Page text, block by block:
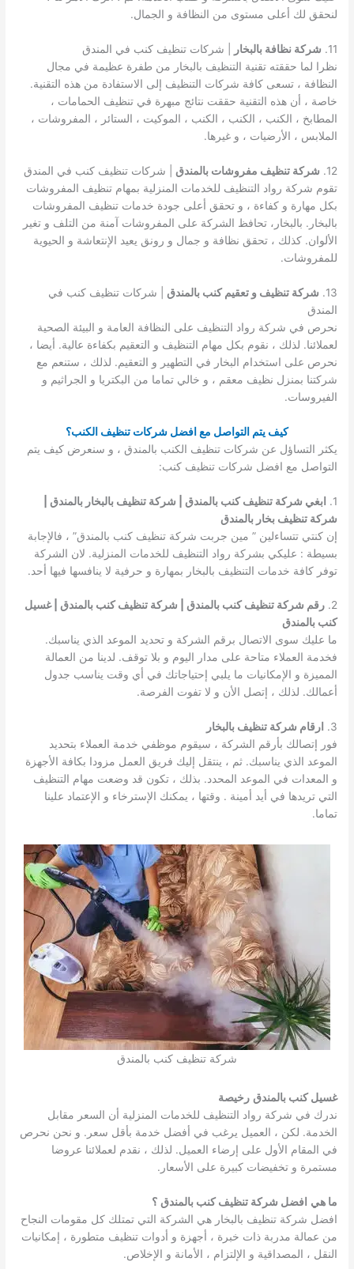
لنحقق لك أعلى مستوى من النظافة و الجمال.
11. شركة نظافة بالبخار
| شركات تنظيف كنب في المندق
نظرا لما حققته تقنية التنظيف بالبخار من طفرة عظيمة في مجال
النظافة ، تسعى كافة شركات التنظيف إلى الاستفادة من هذه التقنية.
خاصة ، أن هذه التقنية حققت نتائج مبهرة في تنظيف الحمامات ،
المطابخ ، الكنب ، الكنب ، الكنب ، الموكيت ، الستائر ، المفروشات ،
الملابس ، الأرضيات ، و غيرها.
12. شركة تنظيف مفروشات بالمندق | شركات تنظيف كنب في المندق
تقوم شركة رواد التنظيف للخدمات المنزلية بمهام تنظيف المفروشات
بكل مهارة و كفاءة ، و تحقق أعلى جودة خدمات تنظيف المفروشات
بالبخار. بالبخار، تحافظ الشركة على المفروشات آمنة من التلف و تغير
الألوان. كذلك ، تحقق نظافة و جمال و رونق يعيد الإنتعاشة و الحيوية
للمفروشات.
13. شركة تنظيف و تعقيم كنب بالمندق | شركات تنظيف كنب في
المندق
نحرص في شركة رواد التنظيف على النظافة العامة و البيئة الصحية
لعملائنا. لذلك ، نقوم بكل مهام التنظيف و التعقيم بكفاءة عالية. أيضا ،
نحرص على استخدام البخار في التطهير و التعقيم. لذلك ، ستنعم مع
شركتنا بمنزل نظيف معقم ، و خالي تماما من البكتريا و الجراثيم و
الفيروسات.
كيف يتم التواصل مع افضل شركات تنظيف الكنب؟
يكثر التساؤل عن شركات تنظيف الكنب بالمندق ، و سنعرض كيف يتم
التواصل مع افضل شركات تنظيف كنب:
1.
ابغي شركة تنظيف كنب بالمندق | شركة تنظيف بالبخار بالمندق |
شركة تنظيف بخار بالمندق
إن كنتي تتساءلين ” مين جربت شركة تنظيف كنب بالمندق” ، فالإجابة
بسيطة : عليكي بشركة رواد التنظيف للخدمات المنزلية. لان الشركة
توفر كافة خدمات التنظيف بالبخار بمهارة و حرفية لا ينافسها فيها أحد.
2. رقم شركة تنظيف كنب بالمندق | شركة تنظيف كنب بالمندق | غسيل
كنب بالمندق
ما عليك سوى الاتصال برقم الشركة و تحديد الموعد الذي يناسبك.
فخدمة العملاء متاحة على مدار اليوم و بلا توقف. لدينا من العمالة
المميزة و الإمكانيات ما يلبي إحتياجاتك في أي وقت يناسب جدول
أعمالك. لذلك ، إتصل الأن و لا تفوت الفرصة.
3.
ارقام شركة تنظيف بالبخار
فور إتصالك بأرقم الشركة ، سيقوم موظفي خدمة العملاء بتحديد
الموعد الذي يناسبك. ثم ، ينتقل إليك فريق العمل مزودا بكافة الأجهزة
و المعدات في الموعد المحدد. بذلك ، تكون قد وضعت مهام التنظيف
التي تريدها في أيد أمينة . وقتها ، يمكنك الإسترخاء و الإعتماد علينا
تماما.
شركة تنظيف كنب بالمندق
غسيل كنب بالمندق رخيصة
ندرك في شركة رواد التنظيف للخدمات المنزلية أن السعر مقابل
الخدمة. لكن ، العميل يرغب في أفضل خدمة بأقل سعر. و نحن نحرص
في المقام الأول على إرضاء العميل. لذلك ، نقدم لعملائنا عروضا
مستمرة و تخفيضات كبيرة على الأسعار.
ما هي افضل شركة تنظيف كنب بالمندق ؟
افضل شركة تنظيف بالبخار هي الشركة التي تمتلك كل مقومات النجاح
من عمالة مدربة ذات خبرة ، أجهزة و أدوات تنظيف متطورة ، إمكانيات
النقل ، المصداقية و الإلتزام ، الأمانة و الإخلاص.